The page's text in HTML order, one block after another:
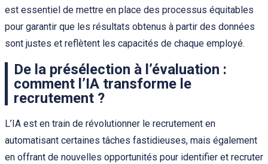
est essentiel de mettre en place des processus équitables
pour garantir que les résultats obtenus à partir des données
sont justes et reflètent les capacités de chaque employé.
De la présélection à l’évaluation :
comment l’IA transforme le
recrutement ?
L’IA est en train de révolutionner le recrutement en
automatisant certaines tâches fastidieuses, mais également
en offrant de nouvelles opportunités pour identifier et recruter